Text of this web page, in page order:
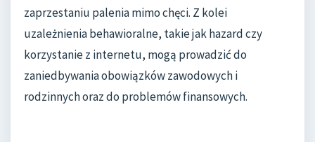
zaprzestaniu palenia mimo chęci. Z kolei
uzależnienia behawioralne, takie jak hazard czy
korzystanie z internetu, mogą prowadzić do
zaniedbywania obowiązków zawodowych i
rodzinnych oraz do problemów finansowych.